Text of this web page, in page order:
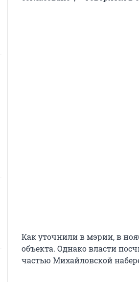
Как уточнили в мэрии, в
объекта. Однако власти
частью Михайловской